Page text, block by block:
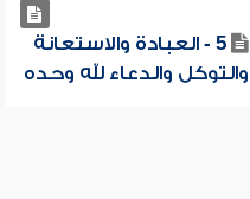
5 - العبادة والاستعانة
والتوكل والدعاء لله وحده